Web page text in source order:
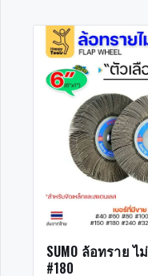
SUMO ล้อทราย ไ
#180